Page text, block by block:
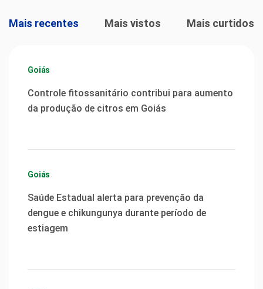
Mais recentes Mais vistos Mais curtidos
Goiás
Controle fitossanitário contribui para aumento
da produção de citros em Goiás
Goiás
Saúde Estadual alerta para prevenção da
dengue e chikungunya durante período de
estiagem